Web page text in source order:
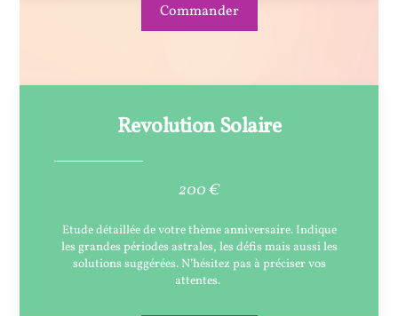
Commander
Revolution Solaire
200 €
Etude détaillée de votre thème anniversaire. Indique
les grandes périodes astrales, les défis mais aussi les
solutions suggérées. N’hésitez pas à préciser vos
attentes.